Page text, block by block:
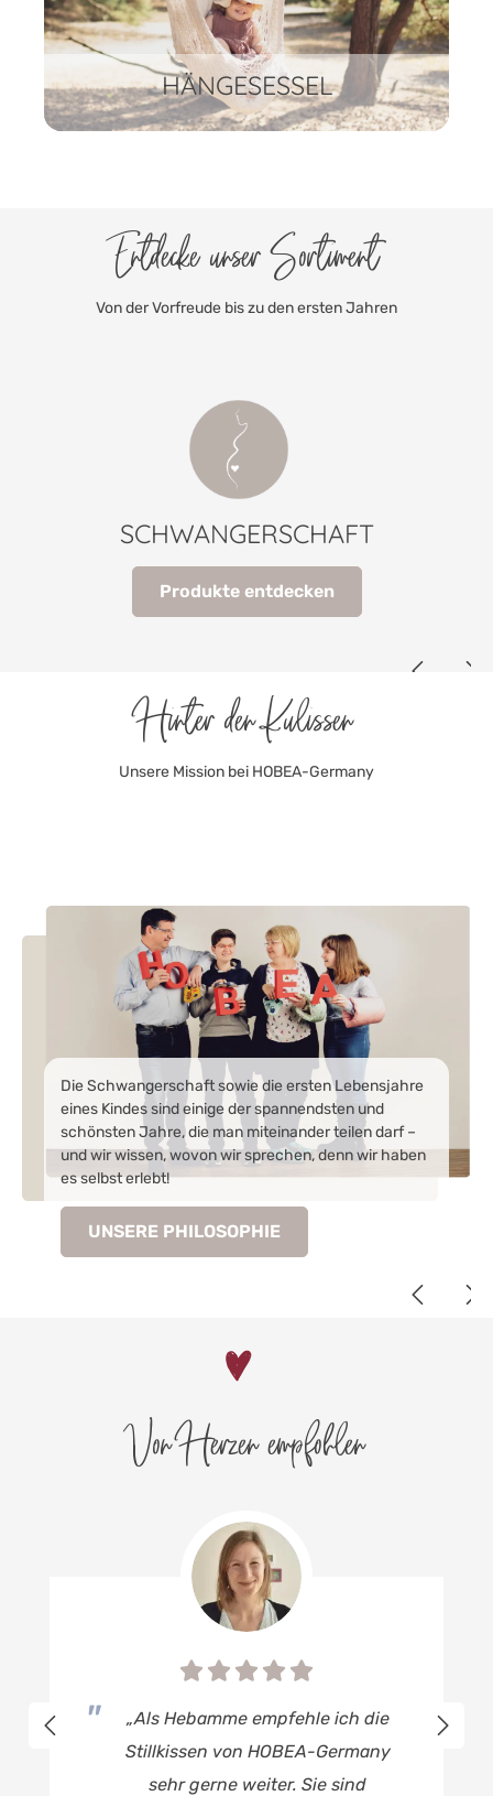
HÄNGESESSEL
Entdecke unser Sortiment
Von der Vorfreude bis zu den ersten Jahren
SCHWANGERSCHAFT
Produkte entdecken
Hinter den Kulissen
Unsere Mission bei HOBEA-Germany
Die Schwangerschaft sowie die ersten Lebensjahre
eines Kindes sind einige der spannendsten und
schönsten Jahre, die man miteinander teilen darf –
und wir wissen, wovon wir sprechen, denn wir haben
es selbst erlebt!
UNSERE PHILOSOPHIE
Von Herzen empfohlen
„Als Hebamme empfehle ich die
Stillkissen von HOBEA-Germany
sehr gerne weiter. Sie sind